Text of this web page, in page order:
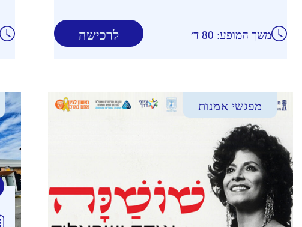
לרכישה משך המופע: 80 ד׳
מפגשי אמנות